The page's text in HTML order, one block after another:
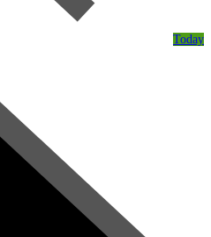
Today